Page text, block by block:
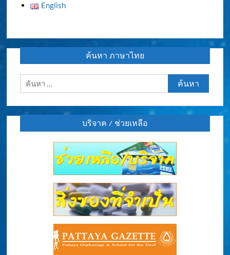
English
ค้นหา ภาษาไทย
ค้นหา
สำหรับ:
บริจาค / ช่วยเหลือ